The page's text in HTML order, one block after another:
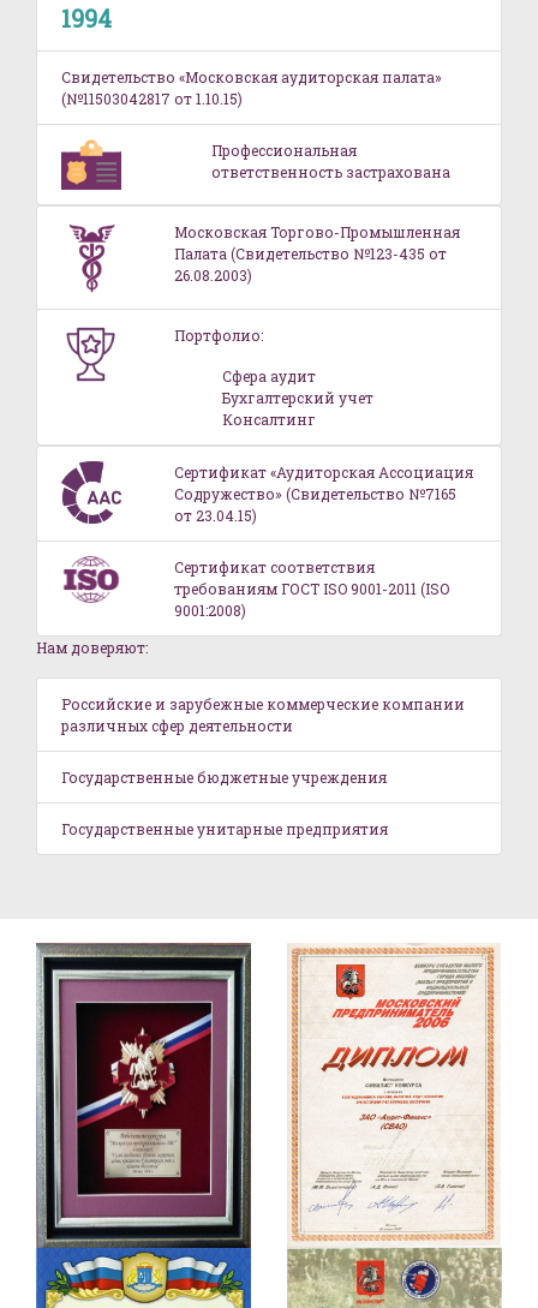
1994
Свидетельство «Московская аудиторская палата»
(№11503042817 от 1.10.15)
Профессиональная
ответственность застрахована
Московская Торгово-Промышленная
Палата (Свидетельство №123-435 от
26.08.2003)
Портфолио:
Сфера аудит
Бухгалтерский учет
Консалтинг
Сертификат «Аудиторская Ассоциация
Содружество» (Свидетельство №7165
от 23.04.15)
Сертификат соответствия
требованиям ГОСТ ISO 9001-2011 (ISO
9001:2008)
Нам доверяют:
Российские и зарубежные коммерческие компании
различных сфер деятельности
Государственные бюджетные учреждения
Государственные унитарные предприятия